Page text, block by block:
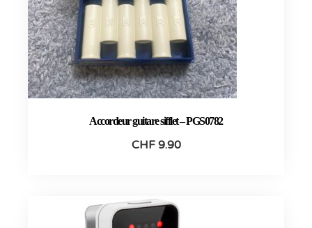
Accordeur guitare sifflet – PGS0782
CHF9.90